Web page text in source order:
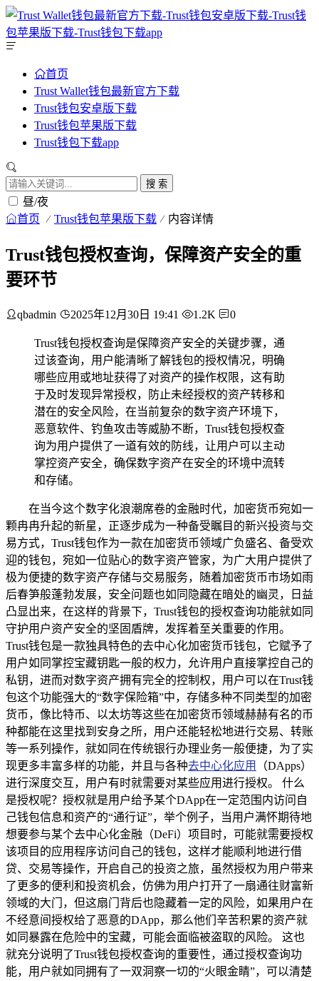
首页
Trust Wallet钱包最新官方下载
Trust钱包安卓版下载
Trust钱包苹果版下载
Trust钱包下载app
搜 索
昼/夜
首页 Trust钱包苹果版下载 内容详情
Trust钱包授权查询，保障资产安全的重
要环节
qbadmin 2025年12月30日 19:41 1.2K 0
Trust钱包授权查询是保障资产安全的关键步骤，通
过该查询，用户能清晰了解钱包的授权情况，明确
哪些应用或地址获得了对资产的操作权限，这有助
于及时发现异常授权，防止未经授权的资产转移和
潜在的安全风险，在当前复杂的数字资产环境下，
恶意软件、钓鱼攻击等威胁不断，Trust钱包授权查
询为用户提供了一道有效的防线，让用户可以主动
掌控资产安全，确保数字资产在安全的环境中流转
和存储。
在当今这个数字化浪潮席卷的金融时代，加密货币宛如一
颗冉冉升起的新星，正逐步成为一种备受瞩目的新兴投资与交
易方式，Trust钱包作为一款在加密货币领域广负盛名、备受欢
迎的钱包，宛如一位贴心的数字资产管家，为广大用户提供了
极为便捷的数字资产存储与交易服务，随着加密货币市场如雨
后春笋般蓬勃发展，安全问题也如同隐藏在暗处的幽灵，日益
凸显出来，在这样的背景下，Trust钱包的授权查询功能就如同
守护用户资产安全的坚固盾牌，发挥着至关重要的作用。
Trust钱包是一款独具特色的去中心化加密货币钱包，它赋予了
用户如同掌控宝藏钥匙一般的权力，允许用户直接掌控自己的
私钥，进而对数字资产拥有完全的控制权，用户可以在Trust钱
包这个功能强大的“数字保险箱”中，存储多种不同类型的加密
货币，像比特币、以太坊等这些在加密货币领域赫赫有名的币
种都能在这里找到安身之所，用户还能轻松地进行交易、转账
等一系列操作，就如同在传统银行办理业务一般便捷，为了实
现更多丰富多样的功能，并且与各种去中心化应用
（DApps）
进行深度交互，用户有时就需要对某些应用进行授权。 什么
是授权呢？授权就是用户给予某个DApp在一定范围内访问自
己钱包信息和资产的“通行证”，举个例子，当用户满怀期待地
想要参与某个去中心化金融（DeFi）项目时，可能就需要授权
该项目的应用程序访问自己的钱包，这样才能顺利地进行借
贷、交易等操作，开启自己的投资之旅，虽然授权为用户带来
了更多的便利和投资机会，仿佛为用户打开了一扇通往财富新
领域的大门，但这扇门背后也隐藏着一定的风险，如果用户在
不经意间授权给了恶意的DApp，那么他们辛苦积累的资产就
如同暴露在危险中的宝藏，可能会面临被盗取的风险。 这也
就充分说明了Trust钱包授权查询的重要性，通过授权查询功
能，用户就如同拥有了一双洞察一切的“火眼金睛”，可以清楚